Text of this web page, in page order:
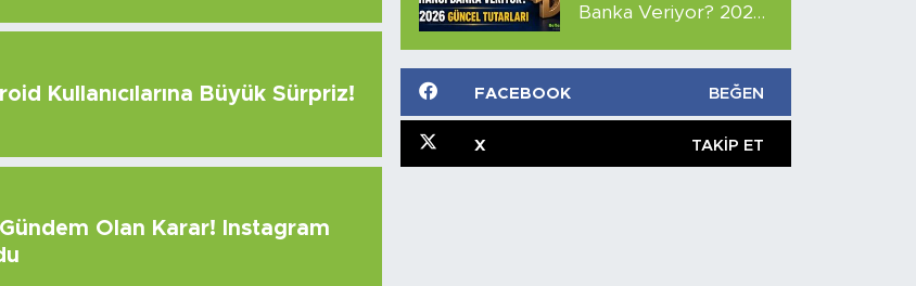
Kullanıcılarına Büyük Sürpriz!
Olan Karar! Instagram
Banka Veriyor? 2026
FACEBOOK BEĞEN
X TAKIP ET